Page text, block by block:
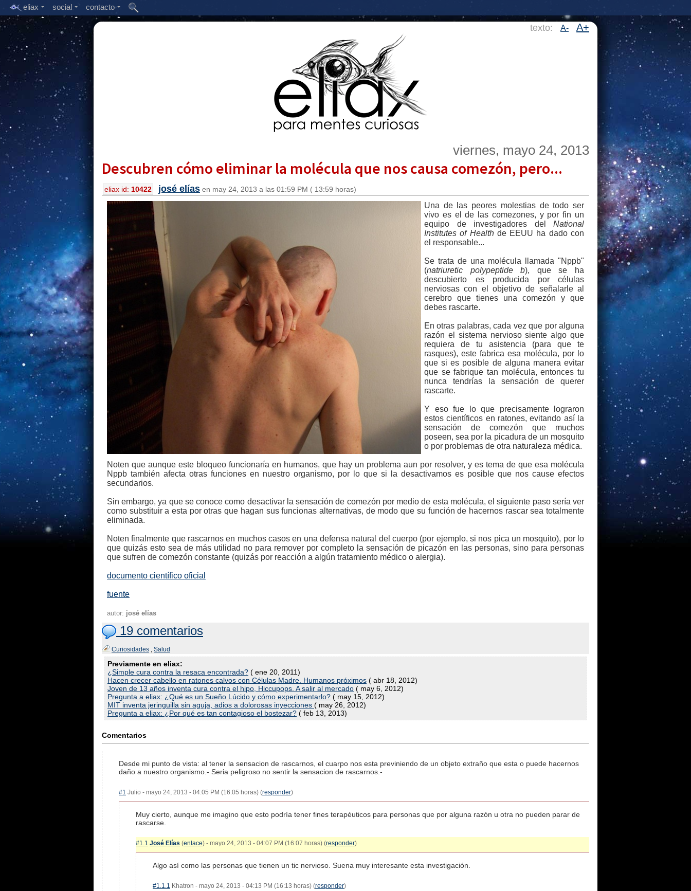
eliax social contacto
texto: A- A+
viernes, mayo 24, 2013
Descubren cómo eliminar la molécula que nos causa comezón, pero...
eliax id: 10422 josé elías en may 24, 2013 a las 01:59 PM ( 13:59 horas)
Una de las peores molestias de todo ser
vivo es el de las comezones, y por fin un
equipo de investigadores del National
Institutes of Healthde EEUU ha dado con
el responsable...
Se trata de una molécula llamada "Nppb"
(natriuretic polypeptide b), que se ha
descubierto es producida por células
nerviosas con el objetivo de señalarle al
cerebro que tienes una comezón y que
debes rascarte.
En otras palabras, cada vez que por alguna
razón el sistema nervioso siente algo que
requiera de tu asistencia (para que te
rasques), este fabrica esa molécula, por lo
que si es posible de alguna manera evitar
que se fabrique tan molécula, entonces tu
nunca tendrías la sensación de querer
rascarte.
Y eso fue lo que precisamente lograron
estos científicos en ratones, evitando así la
sensación de comezón que muchos
poseen, sea por la picadura de un mosquito
o por problemas de otra naturaleza médica.
Noten que aunque este bloqueo funcionaría en humanos, que hay un problema aun por resolver, y es tema de que esa molécula
Nppb también afecta otras funciones en nuestro organismo, por lo que si la desactivamos es posible que nos cause efectos
secundarios.
Sin embargo, ya que se conoce como desactivar la sensación de comezón por medio de esta molécula, el siguiente paso sería ver
como substituir a esta por otras que hagan sus funcionas alternativas, de modo que su función de hacernos rascar sea totalmente
eliminada.
Noten finalmente que rascarnos en muchos casos en una defensa natural del cuerpo (por ejemplo, si nos pica un mosquito), por lo
que quizás esto sea de más utilidad no para remover por completo la sensación de picazón en las personas, sino para personas
que sufren de comezón constante (quizás por reacción a algún tratamiento médico o alergia).
documento científico oficial
fuente
autor: josé elías
19 comentarios
Curiosidades , Salud
Previamente en eliax:
¿Simple cura contra la resaca encontrada? ( ene 20, 2011)
Hacen crecer cabello en ratones calvos con Células Madre. Humanos próximos ( abr 18, 2012)
Joven de 13 años inventa cura contra el hipo, Hiccupops. A salir al mercado ( may 6, 2012)
Pregunta a eliax: ¿Qué es un Sueño Lúcido y cómo experimentarlo? ( may 15, 2012)
MIT inventa jeringuilla sin aguja, adios a dolorosas inyecciones ( may 26, 2012)
Pregunta a eliax: ¿Por qué es tan contagioso el bostezar? ( feb 13, 2013)
Comentarios
Desde mi punto de vista: al tener la sensacion de rascarnos, el cuarpo nos esta previniendo de un objeto extraño que esta o puede hacernos
daño a nuestro organismo.- Seria peligroso no sentir la sensacion de rascarnos.-
#1 Julio - mayo 24, 2013 - 04:05 PM (16:05 horas) (responder)
Muy cierto, aunque me imagino que esto podría tener fines terapéuticos para personas que por alguna razón u otra no pueden parar de
rascarse.
#1.1 José Elías (enlace) - mayo 24, 2013 - 04:07 PM (16:07 horas) (responder)
Algo así como las personas que tienen un tic nervioso. Suena muy interesante esta investigación.
#1.1.1 Khatron - mayo 24, 2013 - 04:13 PM (16:13 horas) (responder)